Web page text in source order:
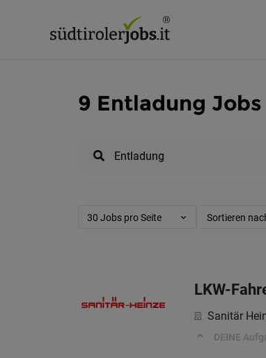
9 Entladung
30 Jobs pro Seite Sortieren
LKW-
Sanitär
DEINE